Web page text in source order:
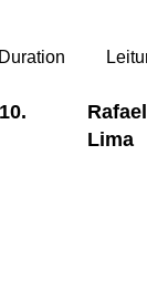
Duration
Lima